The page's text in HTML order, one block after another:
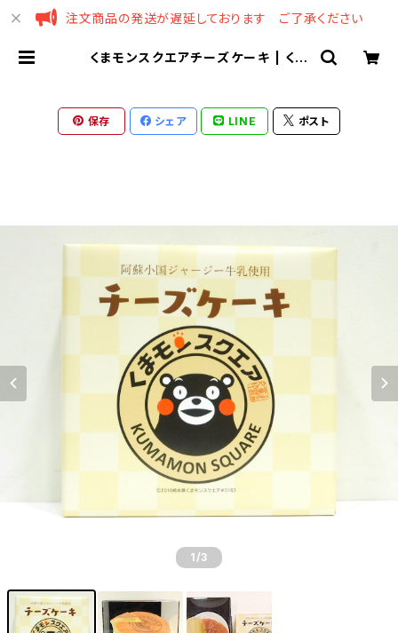
注文商品の発送が遅延しております ご了承ください
くまモンスクエアチーズケーキ | くま
保存 シェア LINE ポスト
1 /3